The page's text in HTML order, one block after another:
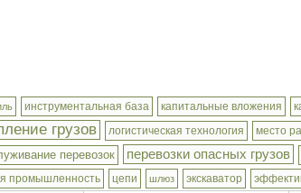
инструментальная база капитальные вложения
грузов логистическая технология место
перевозок перевозки опасных грузов
промышленность цепи шлюз экскаватор